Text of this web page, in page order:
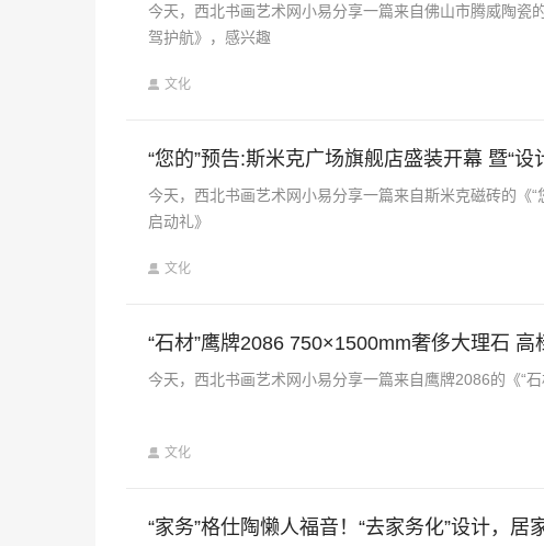
今天，西北书画艺术网小易分享一篇来自佛山市腾威陶瓷
驾护航》，感兴趣
文化
“您的”预告:斯米克广场旗舰店盛装开幕 暨“设
今天，西北书画艺术网小易分享一篇来自斯米克磁砖的《
启动礼》
文化
“石材”鹰牌2086 750×1500mm奢侈大理石
今天，西北书画艺术网小易分享一篇来自鹰牌2086的《“
文化
“家务”格仕陶懒人福音！“去家务化”设计，居